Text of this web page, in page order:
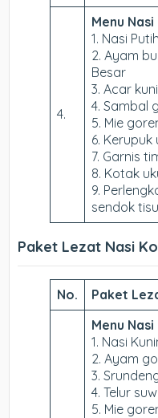
4.
Menu
1. Nasi Putih
2. Ayam
Besar
3. Acar
4. Sambal
5. Mie
6. Kerupuk
7. Garnis
8. Kotak
9.
sendok tisu
Paket Lezat Nasi
No. Paket
Menu Nasi
1. Nasi
2. Ayam
3.
4. Telur
5. Mie